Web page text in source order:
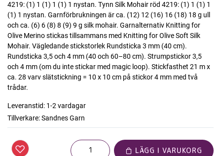
4219: (1) 1 (1) 1 (1) 1 nystan. Tynn Silk Mohair röd 4219: (1) 1 (1) 1
(1) 1 nystan. Garnförbrukningen är ca. (12) 12 (16) 16 (18) 18 g ull
och ca. (6) 6 (8) 8 (9) 9 g silk mohair. Garnalternativ Knitting for
Olive Merino stickas tillsammans med Knitting for Olive Soft Silk
Mohair. Vägledande stickstorlek Rundsticka 3 mm (40 cm).
Rundsticka 3,5 och 4 mm (40 och 60–80 cm). Strumpstickor 3,5
och 4 mm (om du inte stickar med magic loop). Stickfasthet 21 m x
ca. 28 varv slätstickning = 10 x 10 cm på stickor 4 mm med två
trådar.
Leveranstid: 1-2 vardagar
Tillverkare:Sandnes Garn
LÄGG I VARUKORG